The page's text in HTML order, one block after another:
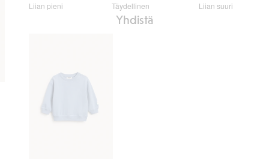
Liian pieni Täydellinen Liian suuri
/
Yhdistä